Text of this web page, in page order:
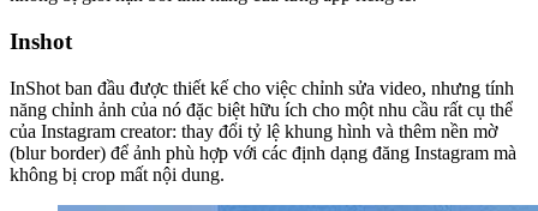
Inshot
InShot ban đầu được thiết kế cho việc chỉnh sửa video, nhưng tính
năng chỉnh ảnh của nó đặc biệt hữu ích cho một nhu cầu rất cụ thể
của Instagram creator: thay đổi tỷ lệ khung hình và thêm nền mờ
(blur border) để ảnh phù hợp với các định dạng đăng Instagram mà
không bị crop mất nội dung.